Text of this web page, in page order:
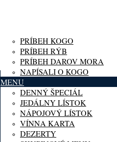
PRÍBEH KOGO
PRÍBEH RÝB
PRÍBEH DAROV MORA
NAPÍSALI O KOGO
MENU
DENNÝ ŠPECIÁL
JEDÁLNY LÍSTOK
NÁPOJOVÝ LÍSTOK
VÍNNA KARTA
DEZERTY